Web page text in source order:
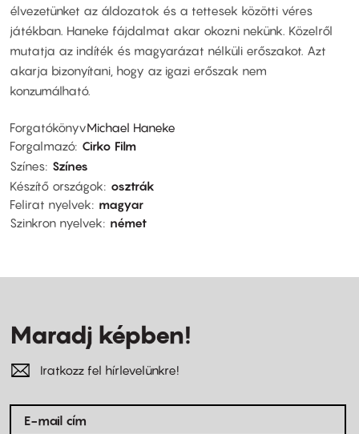
élvezetünket az áldozatok és a tettesek közötti véres
játékban. Haneke fájdalmat akar okozni nekünk. Közelről
mutatja az indíték és magyarázat nélküli erőszakot. Azt
akarja bizonyítani, hogy az igazi erőszak nem
konzumálható.
ForgatókönyvMichael Haneke
Forgalmazó Cirko Film
Színes Színes
Készítő országok
osztrák
Felirat nyelvek
magyar
Szinkron nyelvek
német
Maradj képben!
Iratkozz fel hírlevelünkre!